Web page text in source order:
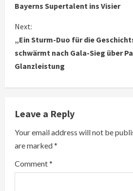
n
t
i
n
u
e
R
e
a
Bayerns Supertalent ins Visier
Next:
„Ein Sturm-Duo für die
schwärmt nach Gala-Sieg über
Glanzleistung
Leave a Reply
Your email address will not be
are marked*
Comment*